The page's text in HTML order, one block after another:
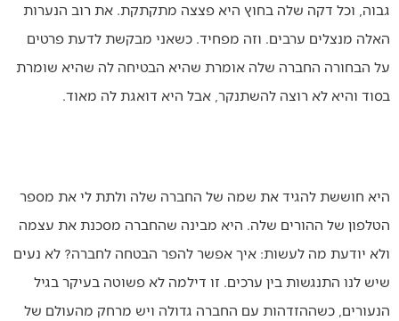
גבוה, וכל דקה שלה בחוץ היא פצצה מתקתקת. את רוב הנערות
האלה מנצלים ערבים. וזה מפחיד. כשאני מבקשת לדעת פרטים
על הבחורה החברה שלה אומרת שהיא הבטיחה לה שהיא שומרת
בסוד והיא לא רוצה להשתנקר, אבל היא דואגת לה מאוד.
היא חוששת להגיד את שמה של החברה שלה ולתת לי את מספר
הטלפון של ההורים שלה. היא מבינה שהחברה מסכנת את עצמה
ולא יודעת מה לעשות: איך אפשר להפר הבטחה לחברה? לא נעים
שיש לנו התנגשות בין ערכים. זו דילמה לא פשוטה בעיקר בגיל
הנעורים, כשההזדהות עם החברה גדולה ויש מרחק מהעולם של